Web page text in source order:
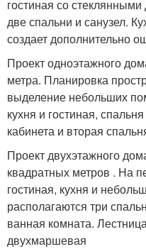
гостиная со
две спальни и санузел.
создает дополнительно
Проект одноэтажного
метра. Планировка
выделение небольших
кухня и гостиная,
кабинета и вторая
Проект двухэтажного
квадратных метров . На
гостиная, кухня и
располагаются три
ванная комната.
двухмаршевая